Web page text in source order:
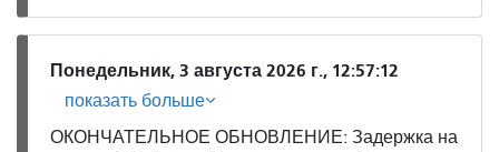
Понедельник, 3 августа 2026 г., 12:57:12
показать больше
ОКОНЧАТЕЛЬНОЕ ОБНОВЛЕНИЕ: Задержка на